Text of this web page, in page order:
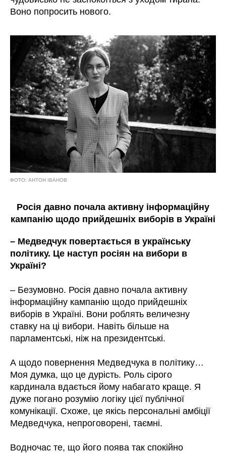
Воно попросить нового.
ФОТО: АНТОН ІВАНОВ
Росія давно почала активну інформаційну
кампанію щодо прийдешніх виборів в Україні
– Медведчук повертається в українську
політику. Це наступ росіян на вибори в
Україні?
– Безумовно. Росія давно почала активну
інформаційну кампанію щодо прийдешніх
виборів в Україні. Вони роблять величезну
ставку на ці вибори. Навіть більше на
парламентські, ніж на президентські.
А щодо повернення Медведчука в політику…
Моя думка, що це дурість. Роль сірого
кардинала вдається йому набагато краще. Я
дуже погано розумію логіку цієї публічної
комунікації. Схоже, це якісь персональні амбіції
Медведчука, непроговорені, таємні.
Водночас те, що його поява так спокійно